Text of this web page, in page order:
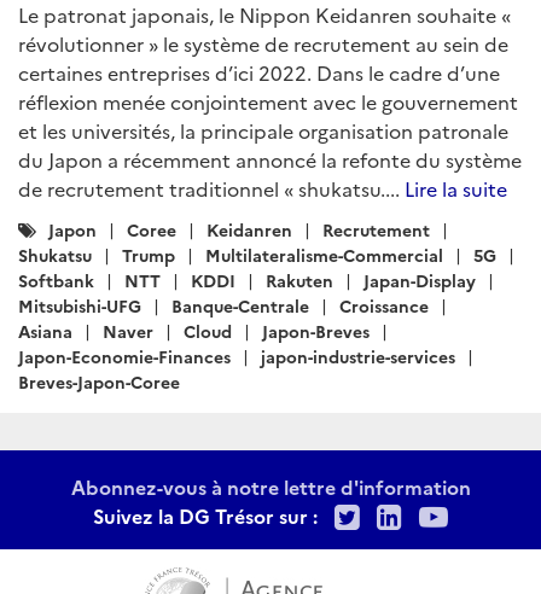
Le patronat japonais, le Nippon Keidanren souhaite «
révolutionner » le système de recrutement au sein de
certaines entreprises d’ici 2022. Dans le cadre d’une
réflexion menée conjointement avec le gouvernement
et les universités, la principale organisation patronale
du Japon a récemment annoncé la refonte du système
de recrutement traditionnel « shukatsu.... Lire la suite
Catégories
:
Japon Coree Keidanren
Recrutement
Shukatsu
Trump Multilateralisme-Commercial
5G
Softbank
NTT KDDI Rakuten
Japan-Display
Mitsubishi-UFG
Banque-Centrale
Croissance
Asiana
Naver Cloud
Japon-Breves
Japon-Economie-Finances
japon-industrie-services
Breves-Japon-Coree
Abonnez-vous à notre lettre d'information
Suivez la DG Trésor sur :
TwitterLinkedIn